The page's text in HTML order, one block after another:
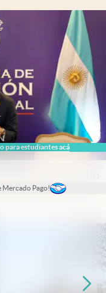
para estudiantes acá
Mercado Pago!
presidencial